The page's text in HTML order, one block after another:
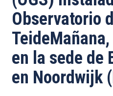
Observatorio
en la sede de
en Noordwijk